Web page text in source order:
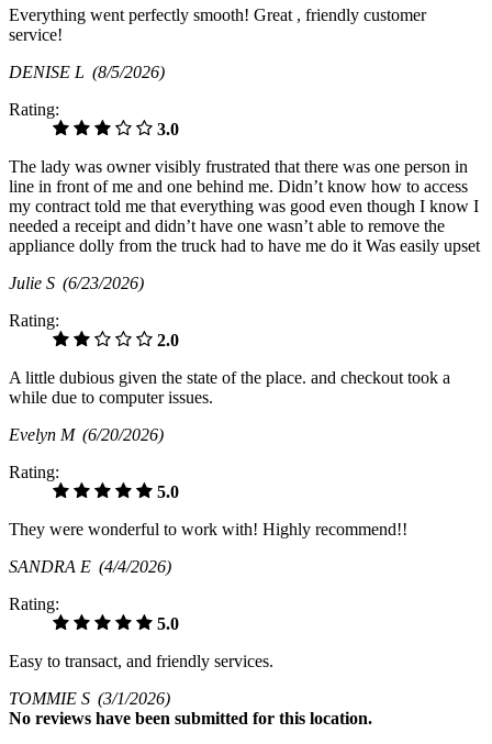
Everything went perfectly smooth! Great , friendly customer
service!
DENISE L (8/5/2026)
Rating:
3.0
The lady was owner visibly frustrated that there was one person in
line in front of me and one behind me. Didn’t know how to access
my contract told me that everything was good even though I know I
needed a receipt and didn’t have one wasn’t able to remove the
appliance dolly from the truck had to have me do it Was easily upset
Julie S (6/23/2026)
Rating:
2.0
A little dubious given the state of the place. and checkout took a
while due to computer issues.
Evelyn M (6/20/2026)
Rating:
5.0
They were wonderful to work with! Highly recommend!!
SANDRA E (4/4/2026)
Rating:
5.0
Easy to transact, and friendly services.
TOMMIE S (3/1/2026)
No reviews have been submitted for this location.